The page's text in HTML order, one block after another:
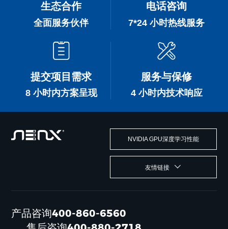
生态合作
全面服务伙伴
电话咨询
7*24 小时热线服务
提交项目需求
8 小时内方案呈现
服务与保修
4 小时内技术响应
NVIDIA GPU深度学习性能
友情链接
产品咨询400-860-6560